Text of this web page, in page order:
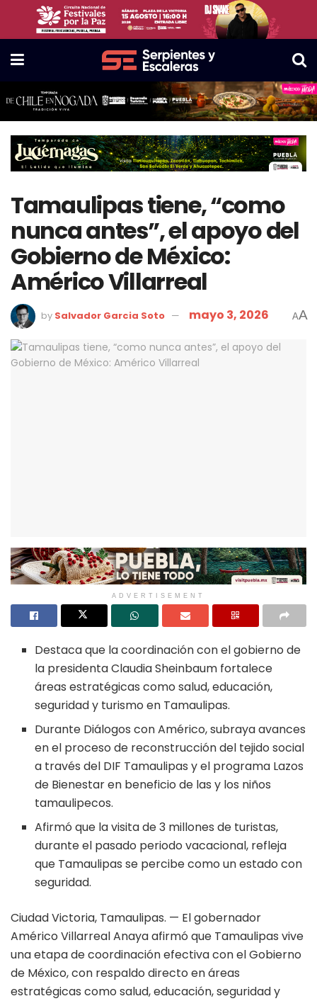
Tamaulipas tiene, “como
nunca antes”, el apoyo del
Gobierno de México:
Américo Villarreal
by Salvador Garcia Soto mayo 3, 2026 AA
ADVERTISEMENT
Destaca que la coordinación con el gobierno de
la presidenta Claudia Sheinbaum fortalece
áreas estratégicas como salud, educación,
seguridad y turismo en Tamaulipas.
Durante Diálogos con Américo, subraya avances
en el proceso de reconstrucción del tejido social
a través del DIF Tamaulipas y el programa Lazos
de Bienestar en beneficio de las y los niños
tamaulipecos.
Afirmó que la visita de 3 millones de turistas,
durante el pasado periodo vacacional, refleja
que Tamaulipas se percibe como un estado con
seguridad.
Ciudad Victoria, Tamaulipas. — El gobernador
Américo Villarreal Anaya afirmó que Tamaulipas vive
una etapa de coordinación efectiva con el Gobierno
de México, con respaldo directo en áreas
estratégicas como salud, educación, seguridad y